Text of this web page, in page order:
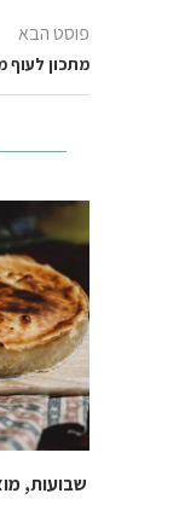
פוסט הבא
מתכון לעוף
שבועות,